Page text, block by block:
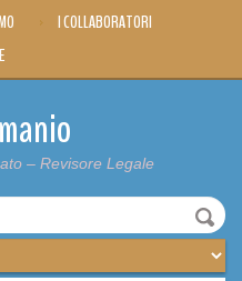
I COLLABORATORI
– Revisore Legale